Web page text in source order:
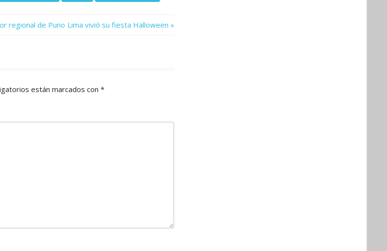
regional de Puno Next
Lima vivió su fiesta Halloween
están marcados con *